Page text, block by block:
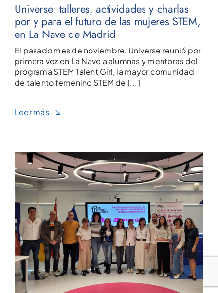
Universe: talleres, actividades y charlas
por y para el futuro de las mujeres STEM,
en La Nave de Madrid
El pasado mes de noviembre, Universe reunió por
primera vez en La Nave a alumnas y mentoras del
programa STEM Talent Girl, la mayor comunidad
de talento femenino STEM de [...]
Leer más